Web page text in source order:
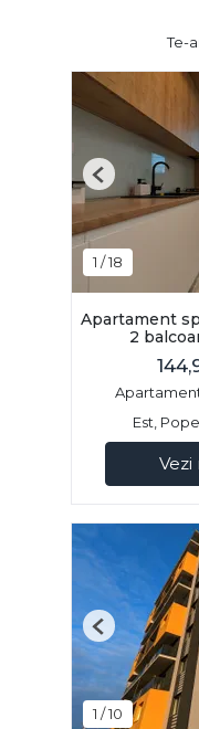
Te-
1 /18
Previous
Apartament
2
Est,
1 /10
Previous